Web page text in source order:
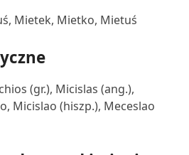
Mietek, Mietko, Mietuś
(gr.), Micislas (ang.),
Micislao (hiszp.), Meceslao